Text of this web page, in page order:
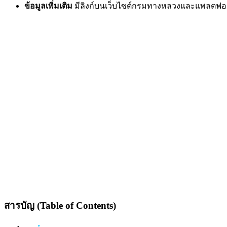
ข้อมูลเพิ่มเติม มีลิงก์บนเว็บไซต์กรมทางหลวงและแพลตฟ
สารบัญ (Table of Contents)